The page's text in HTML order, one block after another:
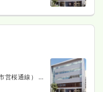
営桜通線） 徒